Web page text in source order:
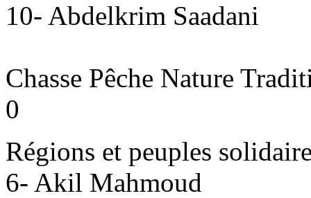
10- Abdelkrim Saadani
Chasse Pêche Nature
0
Régions et peuples
6- Akil Mahmoud